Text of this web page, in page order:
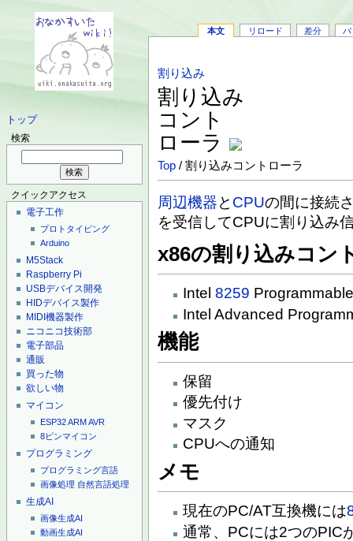
トップ
検索
クイックアクセス
電子工作
プロトタイピング
Arduino
M5Stack
Raspberry Pi
USBデバイス開発
HIDデバイス製作
MIDI機器製作
ニコニコ技術部
電子部品
通販
買った物
欲しい物
マイコン
ESP32ARMAVR
8ピンマイコン
プログラミング
プログラミング言語
画像処理 自然言語処理
生成AI
画像生成AI
動画生成AI
本文 リロード 差分 バ
割り込み
割り込み
コント
ローラ
Top / 割り込みコントローラ
周辺機器と CPUの間に接続
を受信してCPUに割り込み
x86の割り込みコン
Intel8259
Intel Advanced
機能
保留
優先付け
マスク
CPUへの通知
メモ
現在のPC/AT互換機には
通常、PCには2つのPIC